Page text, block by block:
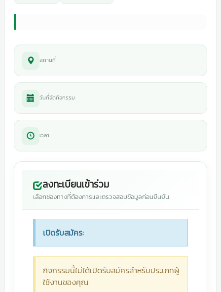
สถานที่
วันที่จัดกิจกรรม
เวลา
ลงทะเบียนเข้าร่วม
เลือกช่องทางที่ต้องการและตรวจสอบข้อมูลก่อนยืนยัน
เปิดรับสมัคร:
กิจกรรมนี้ไม่ได้เปิดรับสมัครสำหรับประเภทผู้
ใช้งานของคุณ